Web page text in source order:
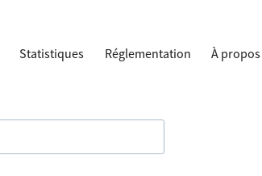
Statistiques Réglementation À propos